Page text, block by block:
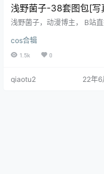
浅野菌子-38套图包[写
集][持续更新]
浅野菌子，动漫博主， B站直
丝已超76万。曾获得coser大
人气奖，这妹子的外表长相属
inoko .
cos合辑
1.5k 0
qiaotu2 22年6